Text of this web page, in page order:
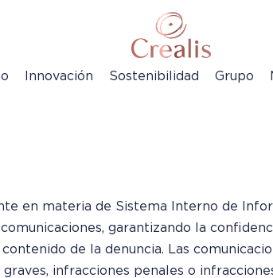
Innovación Sostenibilidad Grupo
en materia de Sistema Interno de
garantizando la
de la denuncia. Las
infracciones penales o